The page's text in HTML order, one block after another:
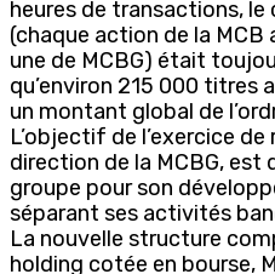
heures de transactions, le
(chaque action de la
une de MCBG) était
qu’environ 215 000 titres
un montant global de
L’objectif de l’exercice
direction de la MCBG, est
groupe pour son
séparant ses activités
La nouvelle structure
holding cotée en bourse,